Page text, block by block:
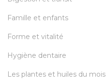
Famille et enfants
Forme et vitalité
Hygiène dentaire
Les plantes et huiles du mois